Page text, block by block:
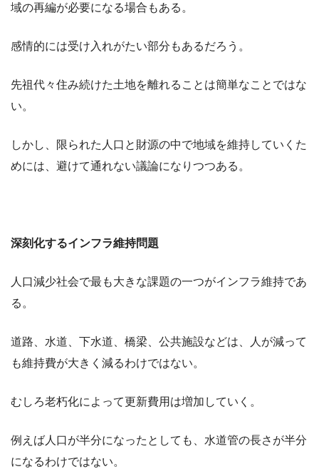
域の再編が必要になる場合もある。
感情的には受け入れがたい部分もあるだろう。
先祖代々住み続けた土地を離れることは簡単なことではな
い。
しかし、限られた人口と財源の中で地域を維持していくた
めには、避けて通れない議論になりつつある。
深刻化するインフラ維持問題
人口減少社会で最も大きな課題の一つがインフラ維持であ
る。
道路、水道、下水道、橋梁、公共施設などは、人が減って
も維持費が大きく減るわけではない。
むしろ老朽化によって更新費用は増加していく。
例えば人口が半分になったとしても、水道管の長さが半分
になるわけではない。